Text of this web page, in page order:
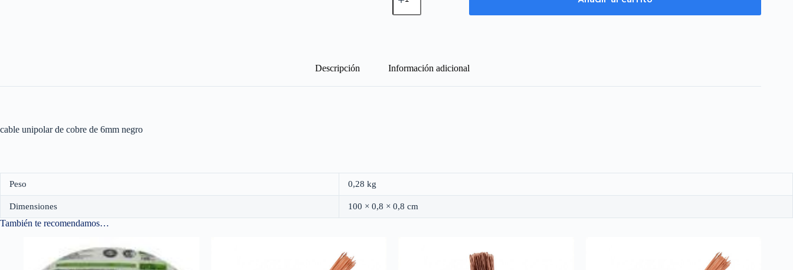
mm
Metro
Descripción Información adicional
cable unipolar de cobre de 6mm negro
Peso 0,28 kg
Dimensiones 100 × 0,8 × 0,8 cm
También te recomendamos…